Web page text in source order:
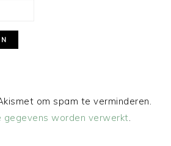
om spam te verminderen.
gegevens worden verwerkt